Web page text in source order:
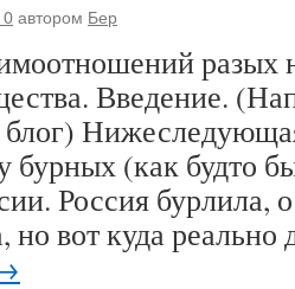
автором Бер
разых
Введение.
блог)
бурных (как будто
Россия бурлила,
но вот куда